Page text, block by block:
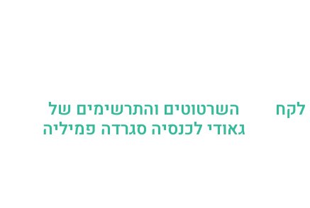
לקח
השרטוטים והתרשימים של
גאודי לכנסיה סגרדה פמיליה